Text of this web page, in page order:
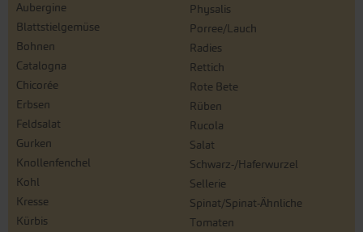
Aubergine
Blattstielgemüse
Bohnen
Catalogna
Chicorée
Erbsen
Feldsalat
Gurken
Knollenfenchel
Kohl
Kresse
Kürbis
Physalis
Porree/Lauch
Radies
Rettich
Rote Bete
Rüben
Rucola
Salat
Schwarz-/Haferwurzel
Sellerie
Spinat/Spinat-Ähnliche
Tomaten